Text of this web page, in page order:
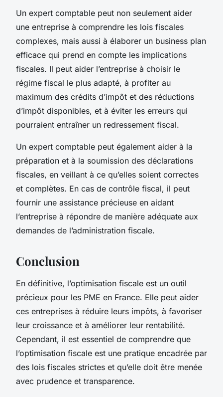
Un expert comptable peut non seulement aider
une entreprise à comprendre les lois fiscales
complexes, mais aussi à élaborer un business plan
efficace qui prend en compte les implications
fiscales. Il peut aider l’entreprise à choisir le
régime fiscal le plus adapté, à profiter au
maximum des crédits d’impôt et des réductions
d’impôt disponibles, et à éviter les erreurs qui
pourraient entraîner un redressement fiscal.
Un expert comptable peut également aider à la
préparation et à la soumission des déclarations
fiscales, en veillant à ce qu’elles soient correctes
et complètes. En cas de contrôle fiscal, il peut
fournir une assistance précieuse en aidant
l’entreprise à répondre de manière adéquate aux
demandes de l’administration fiscale.
Conclusion
En définitive, l’optimisation fiscale est un outil
précieux pour les PME en France. Elle peut aider
ces entreprises à réduire leurs impôts, à favoriser
leur croissance et à améliorer leur rentabilité.
Cependant, il est essentiel de comprendre que
l’optimisation fiscale est une pratique encadrée par
des lois fiscales strictes et qu’elle doit être menée
avec prudence et transparence.